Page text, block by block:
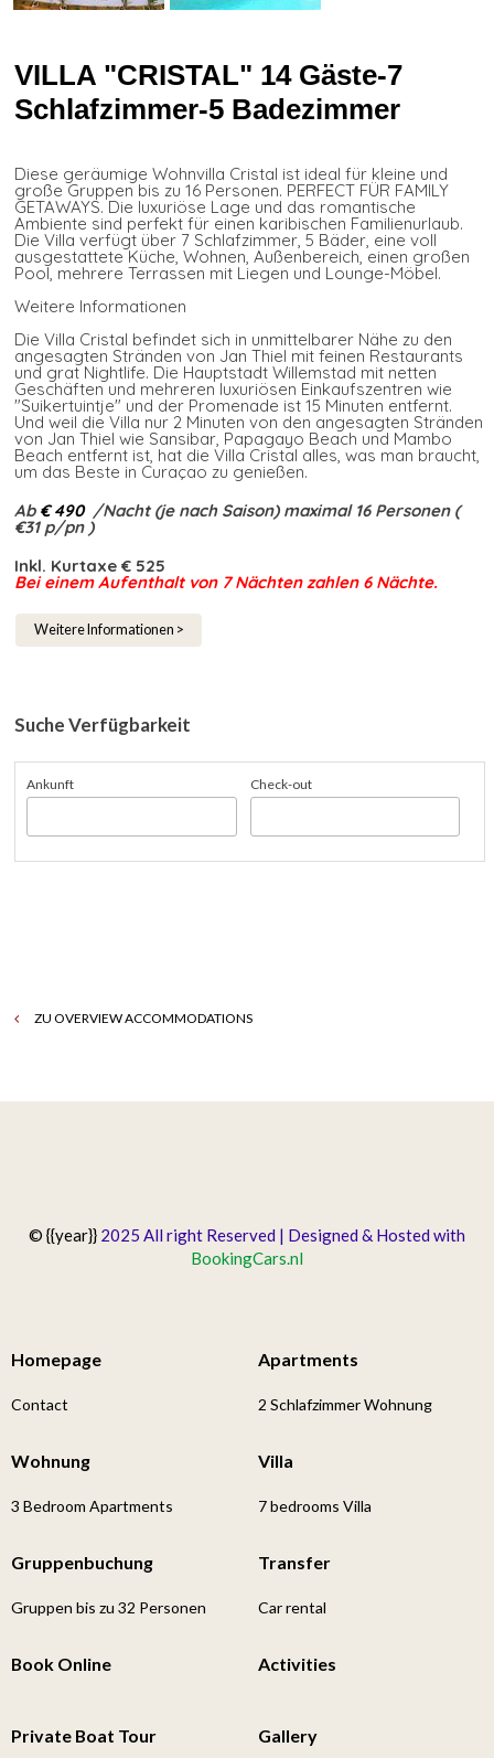
VILLA "CRISTAL" 14 Gäste-7
Schlafzimmer-5 Badezimmer
Diese geräumige Wohnvilla Cristal ist ideal für kleine und
große Gruppen bis zu 16 Personen. PERFECT FÜR FAMILY
GETAWAYS. Die luxuriöse Lage und das romantische
Ambiente sind perfekt für einen karibischen Familienurlaub.
Die Villa verfügt über 7 Schlafzimmer, 5 Bäder, eine voll
ausgestattete Küche, Wohnen, Außenbereich, einen großen
Pool, mehrere Terrassen mit Liegen und Lounge-Möbel.
Weitere Informationen
Die Villa Cristal befindet sich in unmittelbarer Nähe zu den
angesagten Stränden von Jan Thiel mit feinen Restaurants
und grat Nightlife. Die Hauptstadt Willemstad mit netten
Geschäften und mehreren luxuriösen Einkaufszentren wie
"Suikertuintje" und der Promenade ist 15 Minuten entfernt.
Und weil die Villa nur 2 Minuten von den angesagten Stränden
von Jan Thiel wie Sansibar, Papagayo Beach und Mambo
Beach entfernt ist, hat die Villa Cristal alles, was man braucht,
um das Beste in Curaçao zu genießen.
Ab € 490 /Nacht (je nach Saison) maximal 16 Personen (
€31 p/pn )
Inkl. Kurtaxe € 525
Bei einem Aufenthalt von 7 Nächten zahlen 6 Nächte.​
Weitere Informationen >
Suche Verfügbarkeit
Ankunft Check-out
ZU OVERVIEW ACCOMMODATIONS
© {{year}} 2025 All right Reserved | Designed & Hosted with
BookingCars.nl
Homepage
Contact
Apartments
2 Schlafzimmer Wohnung
Wohnung
3 Bedroom Apartments
Villa
7 bedrooms Villa
Gruppenbuchung
Gruppen bis zu 32 Personen
Transfer
Car rental
Book Online Activities
Private Boat Tour Gallery